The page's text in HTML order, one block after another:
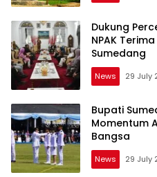
Dukung
NPAK
Sumedang
News 29 July
Bupati
Momentum
Bangsa
News 29 July